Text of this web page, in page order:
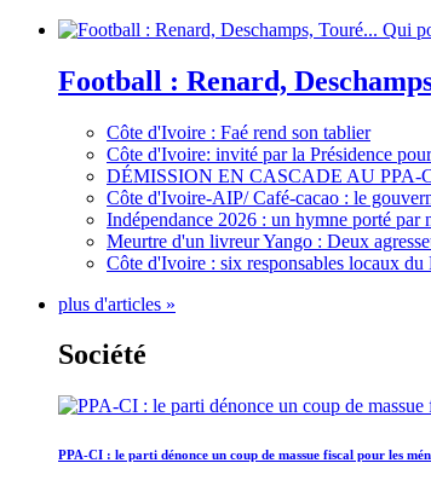
Football : Renard,
Côte d'Ivoire : Faé rend son tablier
Côte d'Ivoire: invité par la Présidence
DÉMISSION EN CASCADE AU
Côte d'Ivoire-AIP/ Café-cacao : le
Indépendance 2026 : un hymne porté
Meurtre d'un livreur Yango : Deux
Côte d'Ivoire : six responsables locaux
plus d'articles »
Société
PPA-CI : le parti dénonce un coup de massue fiscal pour les